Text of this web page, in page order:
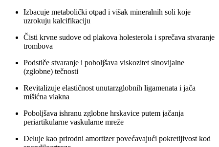
Izbacuje metabolički otpad i višak mineralnih soli koje
uzrokuju kalcifikaciju
Čisti krvne sudove od plakova holesterola i sprečava stvaranje
trombova
Podstiče stvaranje i poboljšava viskozitet sinovijalne
(zglobne) tečnosti
Revitalizuje elastičnost unutarzglobnih ligamenata i jača
mišićna vlakna
Poboljšava ishranu zglobne hrskavice putem jačanja
periartikularne vaskularne mreže
Deluje kao prirodni amortizer povećavajući pokretljivost kod